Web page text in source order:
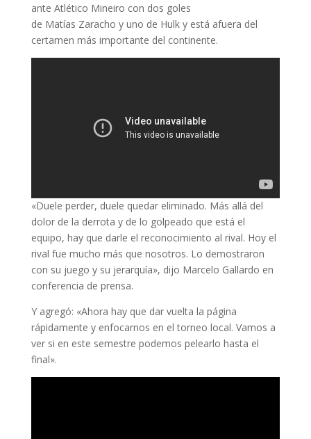
ante Atlético Mineiro con dos goles
de Matías Zaracho y uno de Hulk y está afuera del
certamen más importante del continente.
«Duele perder, duele quedar eliminado. Más allá del
dolor de la derrota y de lo golpeado que está el
equipo, hay que darle el reconocimiento al rival. Hoy el
rival fue mucho más que nosotros. Lo demostraron
con su juego y su jerarquía», dijo Marcelo Gallardo en
conferencia de prensa.
Y agregó: «Ahora hay que dar vuelta la página
rápidamente y enfocarnos en el torneo local. Vamos a
ver si en este semestre podemos pelearlo hasta el
final».